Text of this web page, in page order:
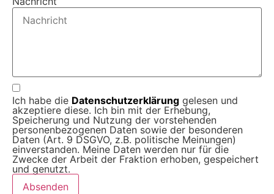
Ich habe die Datenschutz­erklärung gelesen und
akzeptiere diese. Ich bin mit der Erhebung,
Speicherung und Nutzung der vorstehenden
personenbezogenen Daten sowie der besonderen
Daten (Art. 9 DSGVO, z.B. politische Meinungen)
einverstanden. Meine Daten werden nur für die
Zwecke der Arbeit der Fraktion erhoben, gespeichert
und genutzt.
Absenden